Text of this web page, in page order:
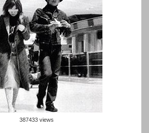
387433 views